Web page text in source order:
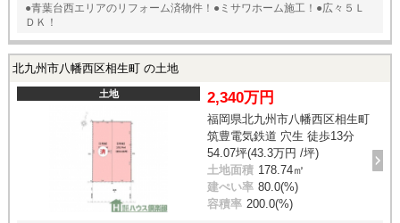
●青葉台西エリアのリフォーム済物件！●ミサワホーム施工！●広々５Ｌ
ＤＫ！
北九州市八幡西区相生町 の土地
土地 2,340万円
福岡県北九州市八幡西区相生町
筑豊電気鉄道 穴生 徒歩13分
54.07坪(43.3万円 /坪)
土地面積 178.74㎡
建ぺい率 80.0(%)
容積率 200.0(%)